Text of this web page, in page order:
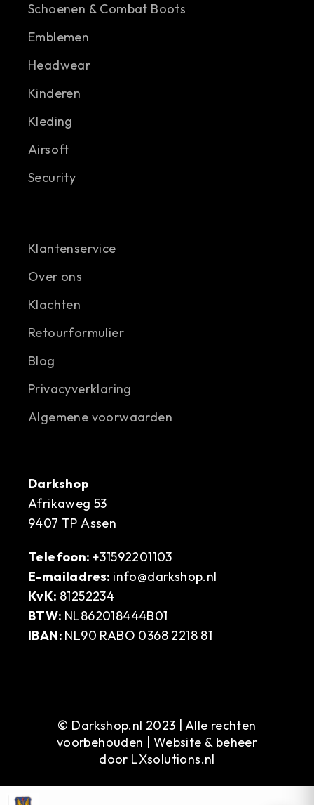
Schoenen & Combat Boots
Emblemen
Headwear
Kinderen
Kleding
Airsoft
Security
Klantenservice
Over ons
Klachten
Retourformulier
Blog
Privacyverklaring
Algemene voorwaarden
Darkshop
Afrikaweg 53
9407 TP Assen
Telefoon: +31592201103
E-mailadres: info@darkshop.nl
KvK: 81252234
BTW: NL862018444B01
IBAN: NL90 RABO 0368 2218 81
© Darkshop.nl 2023 | Alle rechten
voorbehouden | Website & beheer
door LXsolutions.nl